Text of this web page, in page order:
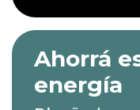
Ahorrá
energía